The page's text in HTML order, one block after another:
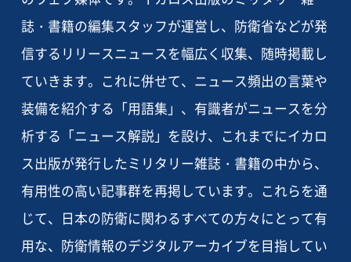
誌・書籍の編集スタッフが運営し、防衛省などが発
信するリリースニュースを幅広く収集、随時掲載し
ていきます。これに併せて、ニュース頻出の言葉や
装備を紹介する「用語集」、有識者がニュースを分
析する「ニュース解説」を設け、これまでにイカロ
ス出版が発行したミリタリー雑誌・書籍の中から、
有用性の高い記事群を再掲しています。これらを通
じて、日本の防衛に関わるすべての方々にとって有
用な、防衛情報のデジタルアーカイブを目指してい